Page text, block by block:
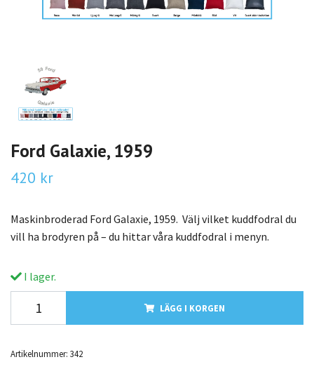
Ford Galaxie, 1959
420 kr
Maskinbroderad Ford Galaxie, 1959. Välj vilket kuddfodral du
vill ha brodyren på – du hittar våra kuddfodral i menyn.
I lager.
LÄGG I KORGEN
Artikelnummer: 342